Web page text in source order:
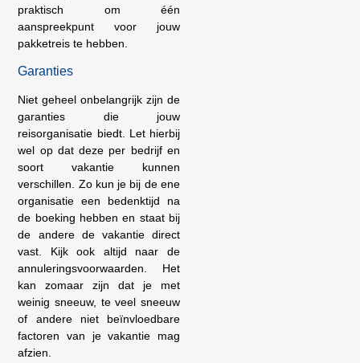
praktisch om één
aanspreekpunt voor jouw
pakketreis te hebben.
Garanties
Niet geheel onbelangrijk zijn de
garanties die jouw
reisorganisatie biedt. Let hierbij
wel op dat deze per bedrijf en
soort vakantie kunnen
verschillen. Zo kun je bij de ene
organisatie een bedenktijd na
de boeking hebben en staat bij
de andere de vakantie direct
vast. Kijk ook altijd naar de
annuleringsvoorwaarden. Het
kan zomaar zijn dat je met
weinig sneeuw, te veel sneeuw
of andere niet beïnvloedbare
factoren van je vakantie mag
afzien.